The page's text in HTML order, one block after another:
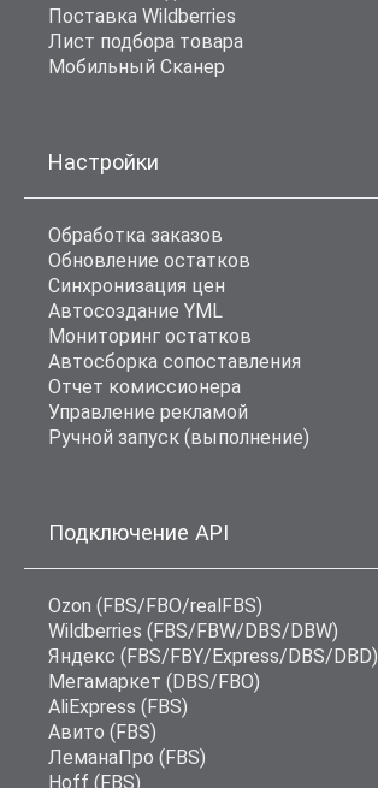
Поставка Wildberries
Лист подбора товара
Мобильный Сканер
Настройки
Обработка заказов
Обновление остатков
Синхронизация цен
Автосоздание YML
Мониторинг остатков
Автосборка сопоставления
Отчет комиссионера
Управление рекламой
Ручной запуск (выполнение)
Подключение API
Ozon (FBS/FBO/realFBS)
Wildberries (FBS/FBW/DBS/DBW)
Яндекс (FBS/FBY/Express/DBS/DBD)
Мегамаркет (DBS/FBO)
AliExpress (FBS)
Авито (FBS)
ЛеманаПро (FBS)
Hoff (FBS)